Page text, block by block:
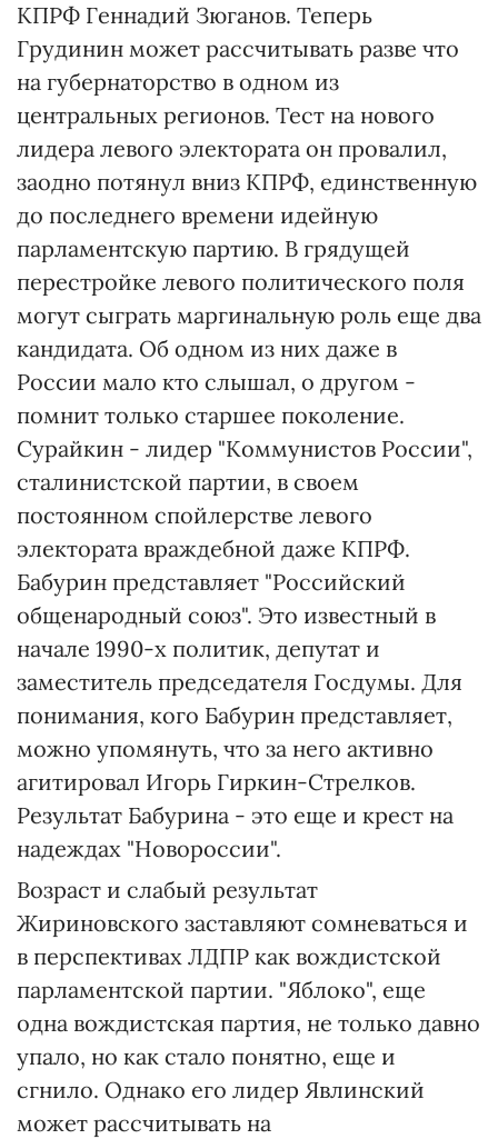
КПРФ Геннадий Зюганов. Теперь
Грудинин может рассчитывать разве что
на губернаторство в одном из
центральных регионов. Тест на нового
лидера левого электората он провалил,
заодно потянул вниз КПРФ, единственную
до последнего времени идейную
парламентскую партию. В грядущей
перестройке левого политического поля
могут сыграть маргинальную роль еще два
кандидата. Об одном из них даже в
России мало кто слышал, о другом -
помнит только старшее поколение.
Сурайкин - лидер "Коммунистов России",
сталинистской партии, в своем
постоянном спойлерстве левого
электората враждебной даже КПРФ.
Бабурин представляет "Российский
общенародный союз". Это известный в
начале 1990-х политик, депутат и
заместитель председателя Госдумы. Для
понимания, кого Бабурин представляет,
можно упомянуть, что за него активно
агитировал Игорь Гиркин-Стрелков.
Результат Бабурина - это еще и крест на
надеждах "Новороссии".
Возраст и слабый результат
Жириновского заставляют сомневаться и
в перспективах ЛДПР как вождистской
парламентской партии. "Яблоко", еще
одна вождистская партия, не только давно
упало, но как стало понятно, еще и
сгнило. Однако его лидер Явлинский
может рассчитывать на